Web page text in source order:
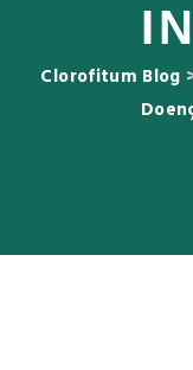
Clorofitum Blog